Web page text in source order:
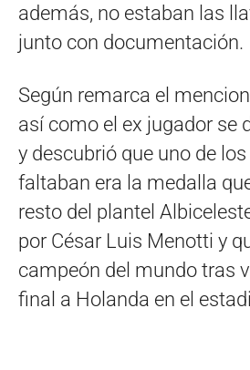
además, no estaban las
junto con documentación.
Según remarca el
así como el ex jugador se
y descubrió que uno de
faltaban era la medalla
resto del plantel
por César Luis Menotti y
campeón del mundo tras
final a Holanda en el